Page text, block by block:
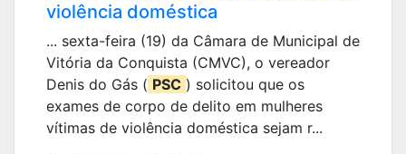
violência doméstica
... sexta-feira (19) da Câmara de Municipal de
Vitória da Conquista (CMVC), o vereador
Denis do Gás ( PSC ) solicitou que os
exames de corpo de delito em mulheres
vítimas de violência doméstica sejam r...